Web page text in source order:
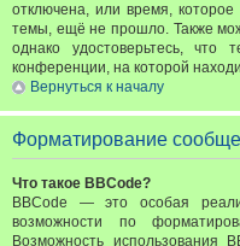
отключена, или время,
темы, ещё не прошло. Также
однако удостоверьтесь,
конференции, на которой
Вернуться к началу
Форматирование
Что такое BBCode?
BBCode — это особая
возможности по
Возможность использования